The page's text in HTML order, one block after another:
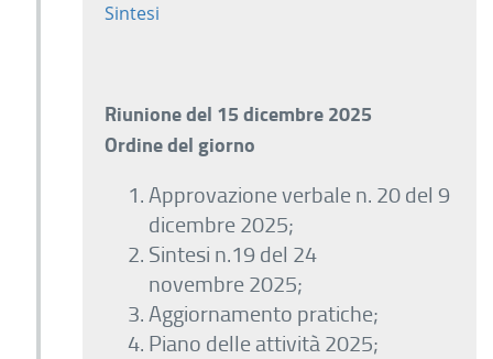
Sintesi
Riunione del 15 dicembre 2025
Ordine del giorno
Approvazione verbale n. 20 del 9
dicembre 2025;
Sintesi n.19 del 24
novembre 2025;
Aggiornamento pratiche;
Piano delle attività 2025;